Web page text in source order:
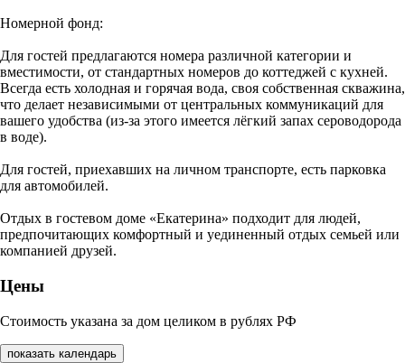
Номерной фонд:
Для гостей предлагаются номера различной категории и
вместимости, от стандартных номеров до коттеджей с кухней.
Всегда есть холодная и горячая вода, своя собственная скважина,
что делает независимыми от центральных коммуникаций для
вашего удобства (из-за этого имеется лёгкий запах сероводорода
в воде).
Для гостей, приехавших на личном транспорте, есть парковка
для автомобилей.
Отдых в гостевом доме «Екатерина» подходит для людей,
предпочитающих комфортный и уединенный отдых семьей или
компанией друзей.
Цены
Стоимость указана за дом целиком в рублях РФ
показать календарь